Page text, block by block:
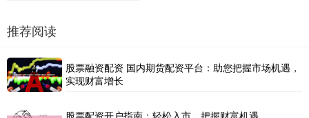
推荐阅读
股票融资配资 国内期货配资平台：助您把握市场机遇，
实现财富增长